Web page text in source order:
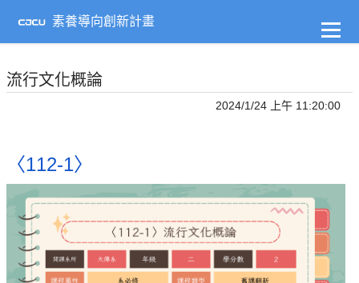
主
容
素養導向創新計畫
流行文化概論
2024/1/24 上午 11:20:00
〈112-1〉